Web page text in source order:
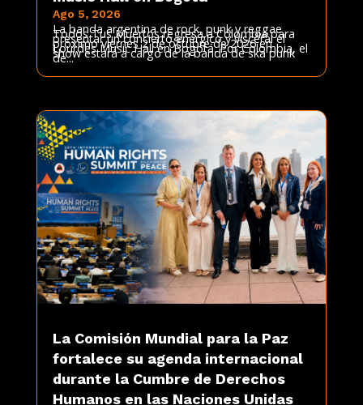
Ago 5, 2026
La banda argentina de rock, punk y reggae
Todos Tus Muertos regresa a Colombia para
presentar un concierto enérgico y visceral el
próximo viernes 2 de octubre de 2026 en
Lourdes Music Hall en Bogotá. Por Colombia, el
show estará a cargo de la banda de ska punk
de...
La Comisión Mundial para la Paz
fortalece su agenda internacional
durante la Cumbre de Derechos
Humanos en las Naciones Unidas